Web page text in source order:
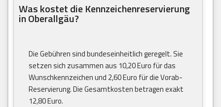
Was kostet die Kennzeichenreservierung
in Oberallgäu?
Die Gebühren sind bundeseinheitlich geregelt. Sie
setzen sich zusammen aus 10,20 Euro für das
Wunschkennzeichen und 2,60 Euro für die Vorab-
Reservierung. Die Gesamtkosten betragen exakt
12,80 Euro.